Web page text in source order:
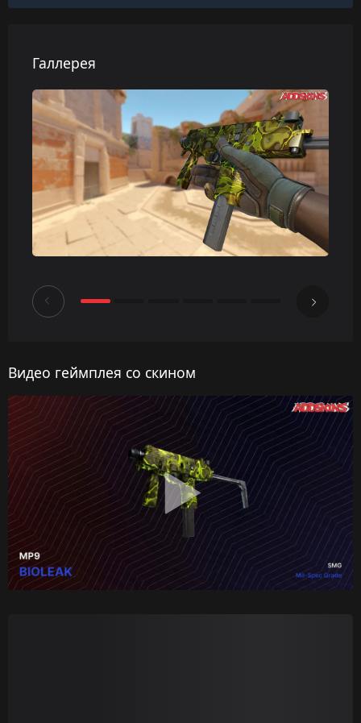
Галлерея
Видео геймплея со скином